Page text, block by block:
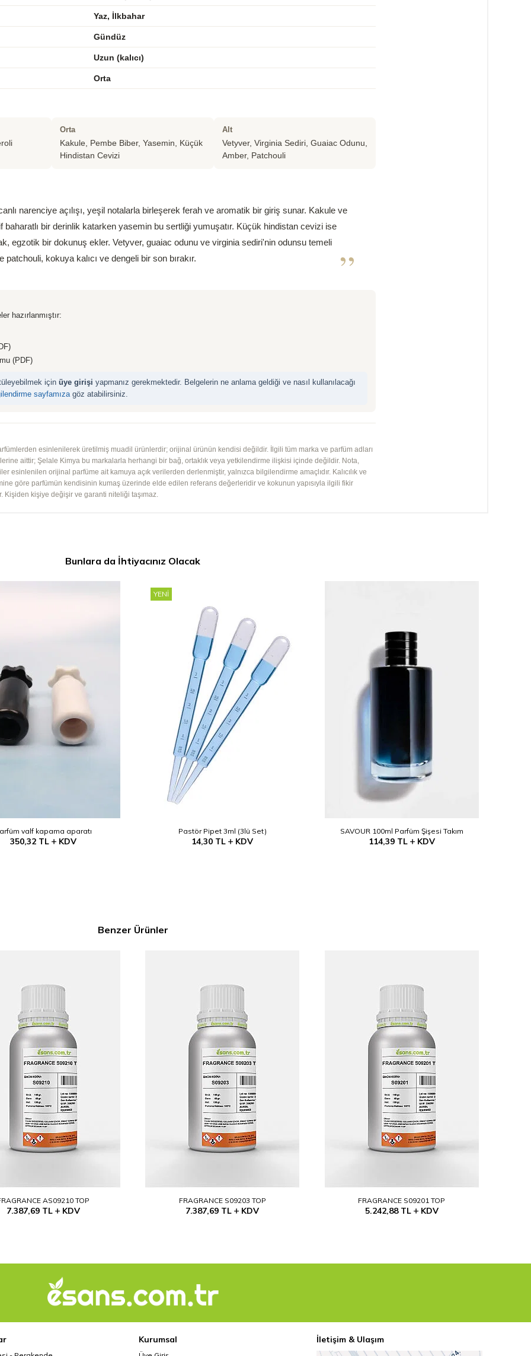
Yaz, İlkbahar
Gündüz
Uzun (kalıcı)
Orta
Orta
Kakule, Pembe Biber, Yasemin, Küçük
Hindistan Cevizi
Alt
Vetyver, Virginia Sediri, Guaiac Odunu,
Amber, Patchouli
narenciye açılışı, yeşil notalarla birleşerek ferah ve aromatik bir giriş sunar. Kakule ve
baharatlı bir derinlik katarken yasemin bu sertliği yumuşatır. Küçük hindistan cevizi ise
egzotik bir dokunuş ekler. Vetyver, guaiac odunu ve virginia sediri'nin odunsu temeli
kokuya kalıcı ve dengeli bir son bırakır.
”
hazırlanmıştır:
(PDF)
için üye girişi yapmanız gerekmektedir. Belgelerin ne anlama geldiği ve nasıl kullanılacağı
sayfamıza göz atabilirsiniz.
esinlenilerek üretilmiş muadil ürünlerdir; orijinal ürünün kendisi değildir. İlgili tüm marka ve parfüm adları
aittir; Şelale Kimya bu markalarla herhangi bir bağ, ortaklık veya yetkilendirme ilişkisi içinde değildir. Nota,
esinlenilen orijinal parfüme ait kamuya açık verilerden derlenmiştir, yalnızca bilgilendirme amaçlıdır. Kalıcılık ve
göre parfümün kendisinin kumaş üzerinde elde edilen referans değerleridir ve kokunun yapısıyla ilgili fikir
Kişiden kişiye değişir ve garanti niteliği taşımaz.
Bunlara da İhtiyacınız Olacak
valf kapama aparatı
350,32TL KDV
YENI
Pastör Pipet 3ml (3lü Set)
14,30 TL KDV
SAVOUR 100ml Parfüm Şişesi Takım
114,39TL KDV
Benzer Ürünler
AS09210 TOP
7.387,69TL KDV
FRAGRANCE S09203 TOP
7.387,69 TL KDV
FRAGRANCE S09201 TOP
5.242,88TL KDV
Kurumsal İletişim & Ulaşım